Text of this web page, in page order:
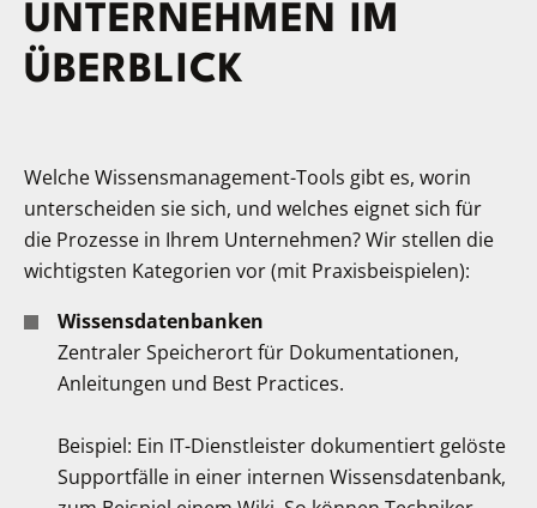
UNTERNEHMEN IM
ÜBERBLICK
Welche Wissensmanagement-Tools gibt es, worin
unterscheiden sie sich, und welches eignet sich für
die Prozesse in Ihrem Unternehmen? Wir stellen die
wichtigsten Kategorien vor (mit Praxisbeispielen):
Wissensdatenbanken
Zentraler Speicherort für Dokumentationen,
Anleitungen und Best Practices.
Beispiel: Ein IT-Dienstleister dokumentiert gelöste
Supportfälle in einer internen Wissensdatenbank,